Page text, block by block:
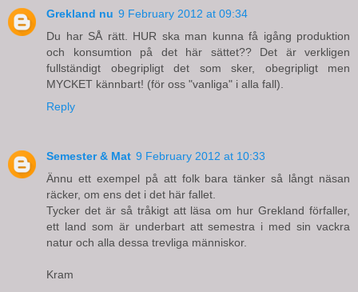
Grekland nu 9 February 2012 at 09:34
Du har SÅ rätt. HUR ska man kunna få igång produktion
och konsumtion på det här sättet?? Det är verkligen
fullständigt obegripligt det som sker, obegripligt men
MYCKET kännbart! (för oss "vanliga" i alla fall).
Reply
Semester & Mat 9 February 2012 at 10:33
Ännu ett exempel på att folk bara tänker så långt näsan
räcker, om ens det i det här fallet.
Tycker det är så tråkigt att läsa om hur Grekland förfaller,
ett land som är underbart att semestra i med sin vackra
natur och alla dessa trevliga människor.
Kram